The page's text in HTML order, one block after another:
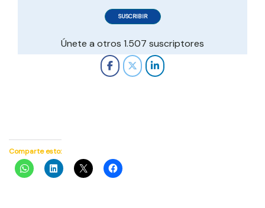
SUSCRIBIR
Únete a otros 1.507 suscriptores
Comparte esto: